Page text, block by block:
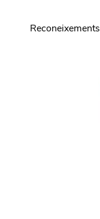
Reconeixements